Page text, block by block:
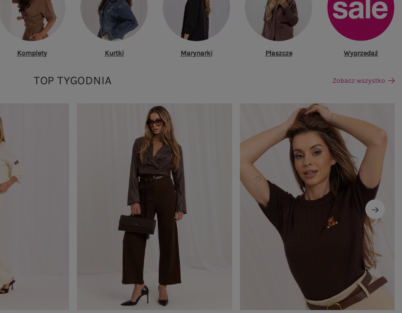
Komplety Kurtki Marynarki Płaszcze Wyprzedaż
TOP TYGODNIA Zobacz wszystko